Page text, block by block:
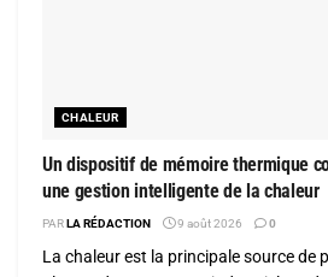
CHALEUR
Un dispositif de mémoire thermique
une gestion intelligente de la chaleur
PARLA RÉDACTION 9 août 2026 0
La chaleur est la principale source de